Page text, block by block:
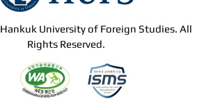
University of Foreign Studies. All
Rights Reserved.